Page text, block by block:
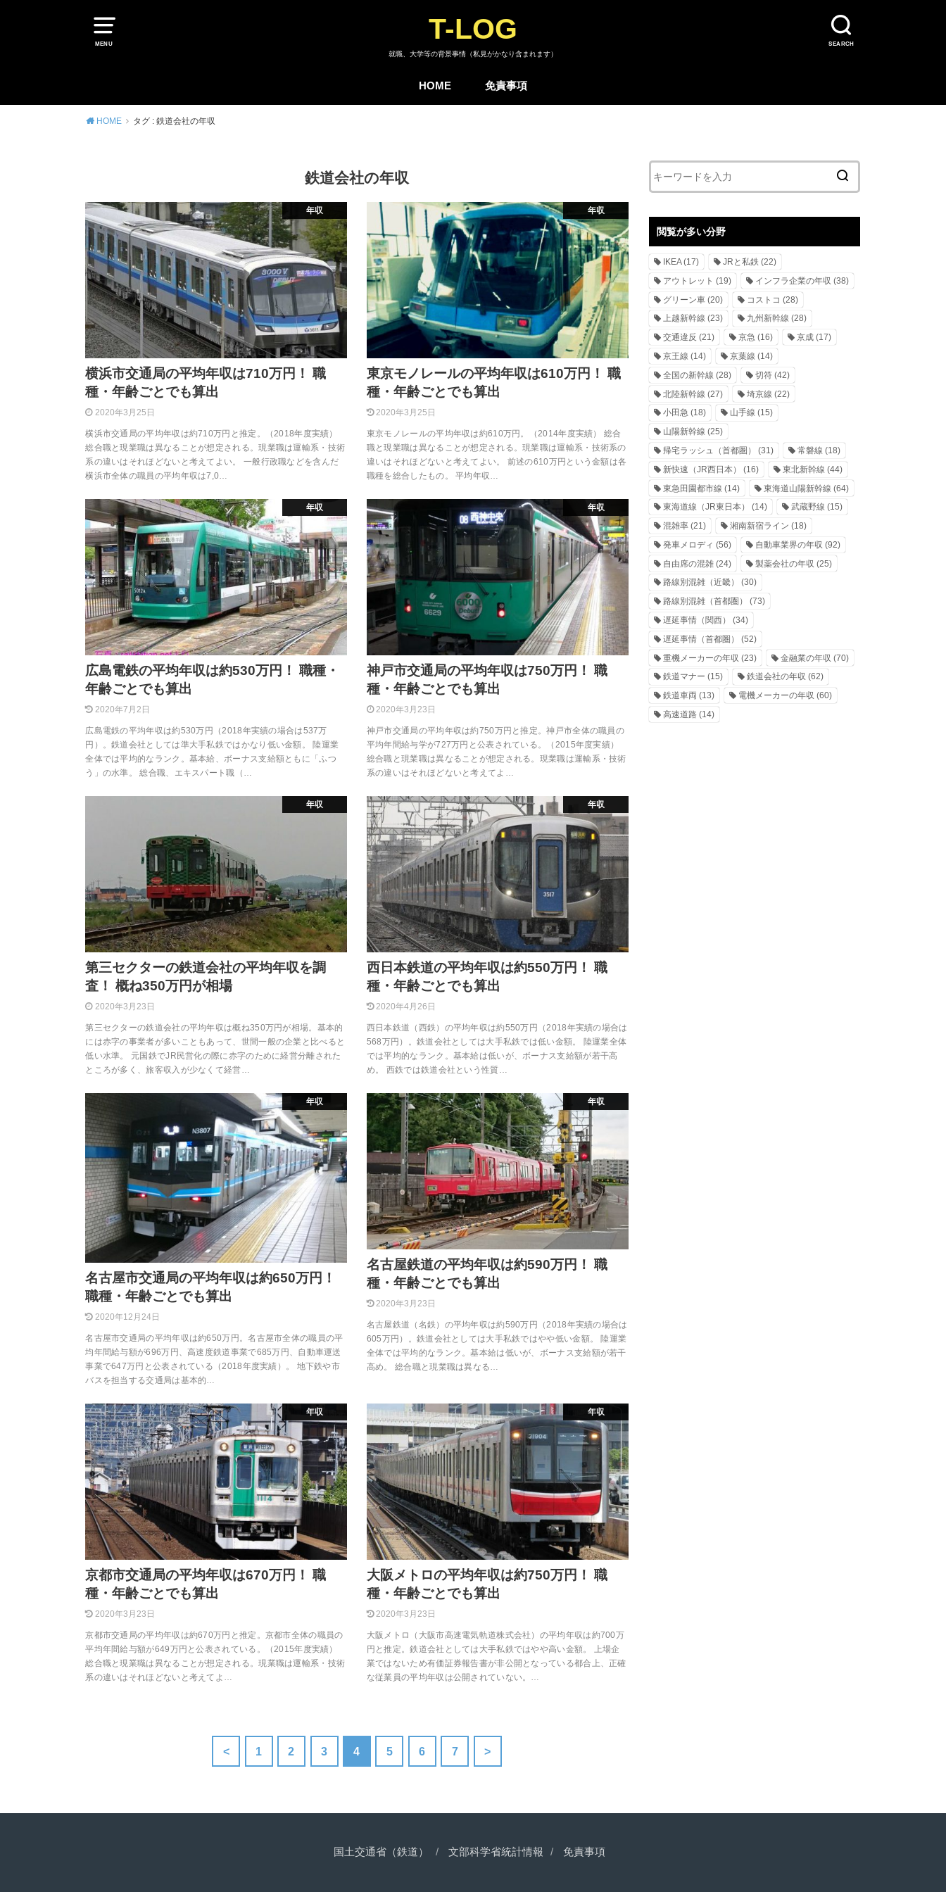
MENU SEARCH
T-LOG
就職、大学等の背景事情（私見がかなり含まれます）
HOME 免責事項
HOME タグ : 鉄道会社の年収
鉄道会社の年収
年収
横浜市交通局の平均年収は710万円！ 職
種・年齢ごとでも算出
2020年3月25日
横浜市交通局の平均年収は約710万円と推定。（2018年度実績）
総合職と現業職は異なることが想定される。現業職は運輸系・技術
系の違いはそれほどないと考えてよい。 一般行政職などを含んだ
横浜市全体の職員の平均年収は7,0…
年収
東京モノレールの平均年収は610万円！ 職
種・年齢ごとでも算出
2020年3月25日
東京モノレールの平均年収は約610万円。（2014年度実績） 総合
職と現業職は異なることが想定される。現業職は運輸系・技術系の
違いはそれほどないと考えてよい。 前述の610万円という金額は各
職種を総合したもの。 平均年収…
年収
広島電鉄の平均年収は約530万円！ 職種・
年齢ごとでも算出
2020年7月2日
広島電鉄の平均年収は約530万円（2018年実績の場合は537万
円）。鉄道会社としては準大手私鉄ではかなり低い金額。 陸運業
全体では平均的なランク。基本給、ボーナス支給額ともに「ふつ
う」の水準。 総合職、エキスパート職（…
年収
神戸市交通局の平均年収は750万円！ 職
種・年齢ごとでも算出
2020年3月23日
神戸市交通局の平均年収は約750万円と推定。神戸市全体の職員の
平均年間給与学が727万円と公表されている。（2015年度実績）
総合職と現業職は異なることが想定される。現業職は運輸系・技術
系の違いはそれほどないと考えてよ…
年収
第三セクターの鉄道会社の平均年収を調
査！ 概ね350万円が相場
2020年3月23日
第三セクターの鉄道会社の平均年収は概ね350万円が相場。基本的
には赤字の事業者が多いこともあって、世間一般の企業と比べると
低い水準。 元国鉄でJR民営化の際に赤字のために経営分離された
ところが多く、旅客収入が少なくて経営…
年収
西日本鉄道の平均年収は約550万円！ 職
種・年齢ごとでも算出
2020年4月26日
西日本鉄道（西鉄）の平均年収は約550万円（2018年実績の場合は
568万円）。鉄道会社としては大手私鉄では低い金額。 陸運業全体
では平均的なランク。基本給は低いが、ボーナス支給額が若干高
め。 西鉄では鉄道会社という性質…
年収
名古屋市交通局の平均年収は約650万円！
職種・年齢ごとでも算出
2020年12月24日
名古屋市交通局の平均年収は約650万円。名古屋市全体の職員の平
均年間給与額が696万円、高速度鉄道事業で685万円、自動車運送
事業で647万円と公表されている（2018年度実績）。 地下鉄や市
バスを担当する交通局は基本的…
年収
名古屋鉄道の平均年収は約590万円！ 職
種・年齢ごとでも算出
2020年3月23日
名古屋鉄道（名鉄）の平均年収は約590万円（2018年実績の場合は
605万円）。鉄道会社としては大手私鉄ではやや低い金額。 陸運業
全体では平均的なランク。基本給は低いが、ボーナス支給額が若干
高め。 総合職と現業職は異なる…
年収
京都市交通局の平均年収は670万円！ 職
種・年齢ごとでも算出
2020年3月23日
京都市交通局の平均年収は約670万円と推定。京都市全体の職員の
平均年間給与額が649万円と公表されている。（2015年度実績）
総合職と現業職は異なることが想定される。現業職は運輸系・技術
系の違いはそれほどないと考えてよ…
年収
大阪メトロの平均年収は約750万円！ 職
種・年齢ごとでも算出
2020年3月23日
大阪メトロ（大阪市高速電気軌道株式会社）の平均年収は約700万
円と推定。鉄道会社としては大手私鉄ではやや高い金額。 上場企
業ではないため有価証券報告書が非公開となっている都合上、正確
な従業員の平均年収は公開されていない。…
< 1 2 3 4 5 6 7 >
閲覧が多い分野
IKEA(17) JRと私鉄 (22)
アウトレット (19) インフラ企業の年収 (38)
グリーン車 (20) コストコ (28)
上越新幹線 (23) 九州新幹線 (28)
交通違反 (21) 京急 (16) 京成(17)
京王線 (14) 京葉線 (14)
全国の新幹線 (28) 切符(42)
北陸新幹線 (27) 埼京線 (22)
小田急 (18) 山手線 (15)
山陽新幹線 (25)
帰宅ラッシュ（首都圏）
(31) 常磐線 (18)
新快速（JR西日本）
(16) 東北新幹線 (44)
東急田園都市線 (14) 東海道山陽新幹線 (64)
東海道線（JR東日本）
(14) 武蔵野線 (15)
混雑率 (21) 湘南新宿ライン (18)
発車メロディ (56) 自動車業界の年収 (92)
自由席の混雑 (24) 製薬会社の年収 (25)
路線別混雑（近畿）
(30)
路線別混雑（首都圏）
(73)
遅延事情（関西）
(34)
遅延事情（首都圏）
(52)
重機メーカーの年収 (23) 金融業の年収 (70)
鉄道マナー (15) 鉄道会社の年収 (62)
鉄道車両 (13) 電機メーカーの年収 (60)
高速道路 (14)
国土交通省（鉄道） 文部科学省統計情報 免責事項